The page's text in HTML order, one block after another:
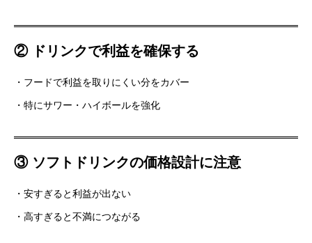
② ドリンクで利益を確保する
・フードで利益を取りにくい分をカバー
・特にサワー・ハイボールを強化
③ ソフトドリンクの価格設計に注意
・安すぎると利益が出ない
・高すぎると不満につながる